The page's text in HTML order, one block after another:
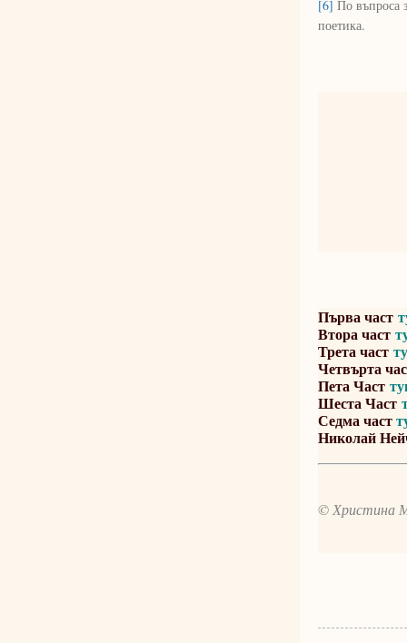
[6] По въпроса
поетика.
Първа част
Втора част
Трета част
Четвърта
Пета Част
Шеста Част
Седма част
Николай
© Христина